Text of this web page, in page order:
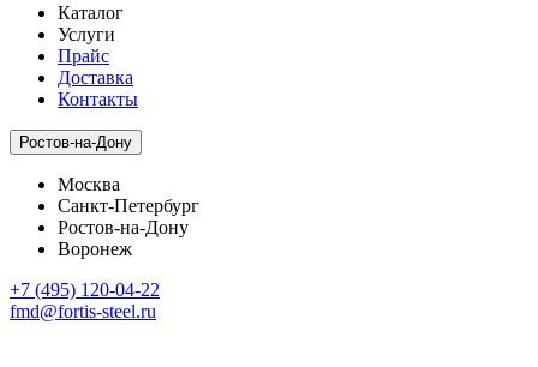
Каталог
Услуги
Прайс
Доставка
Контакты
Ростов-на-Дону
Москва
Санкт-Петербург
Ростов-на-Дону
Воронеж
+7 (495) 120-04-22
fmd@fortis-steel.ru